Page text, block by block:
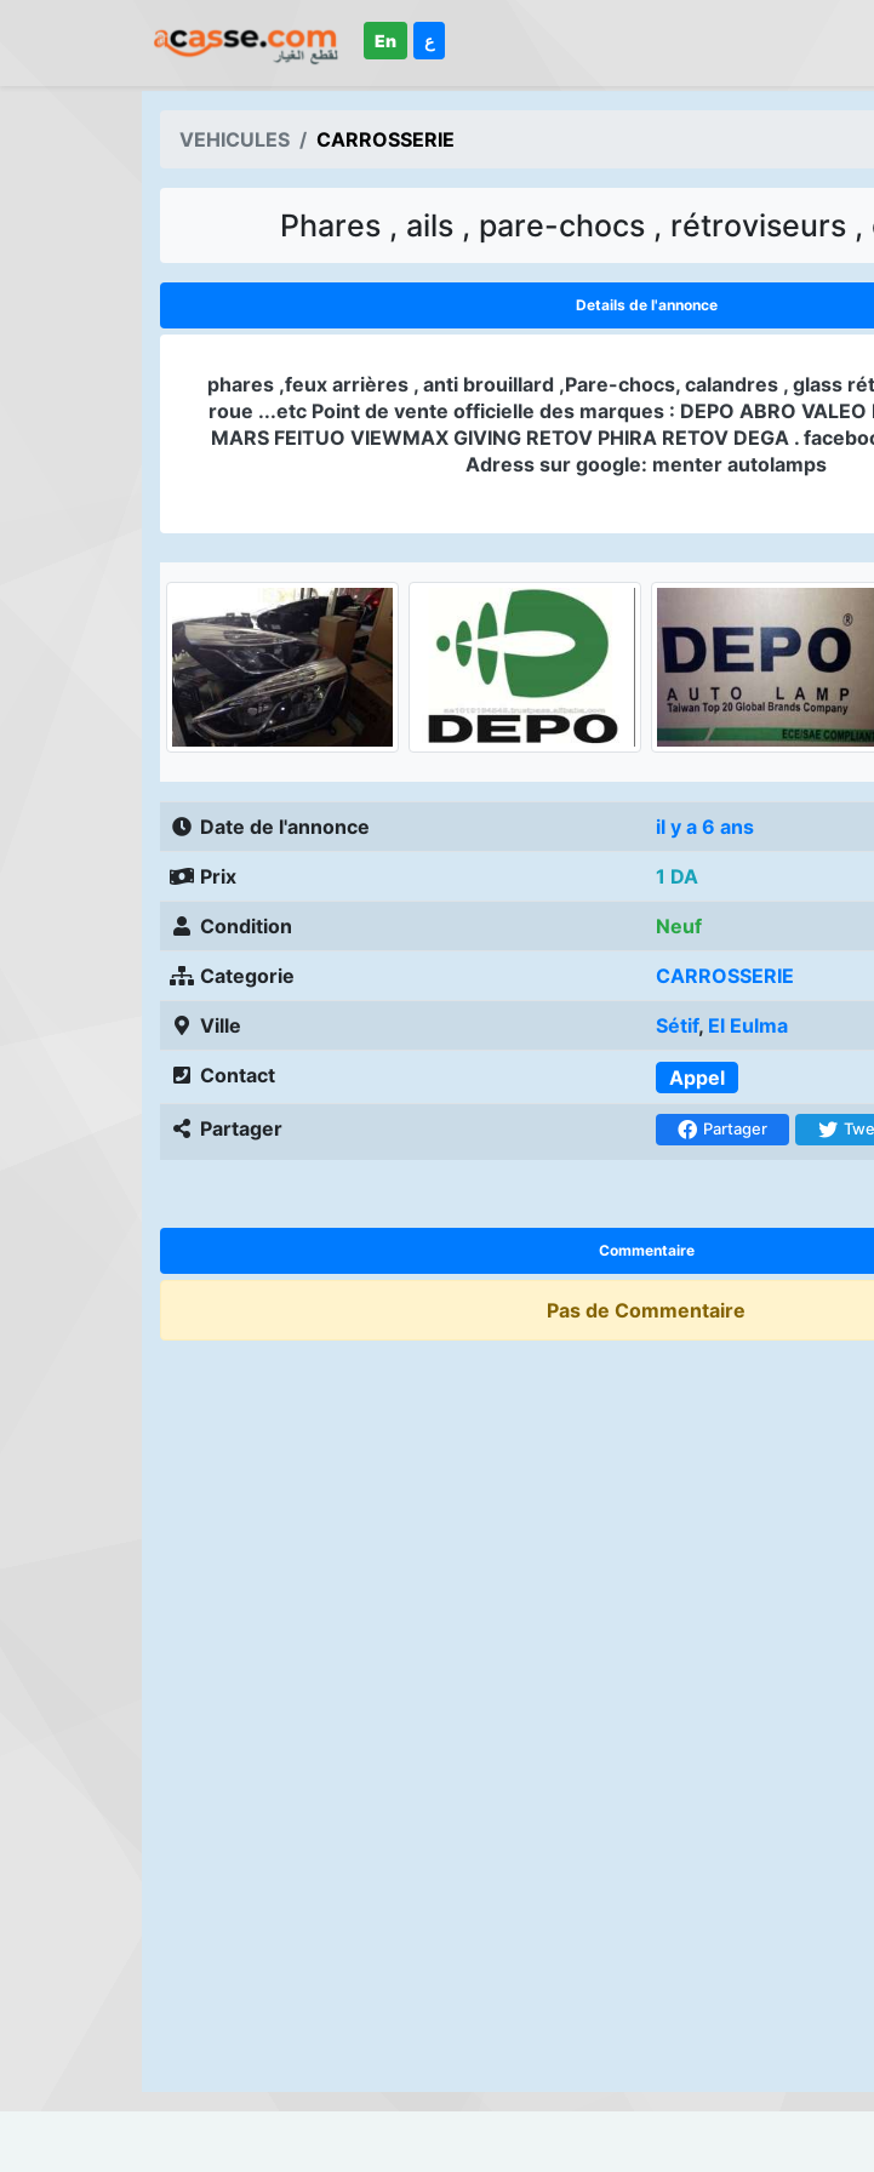
En ع
VEHICULES CARROSSERIE
Phares , ails , pare-chocs , rétroviseurs ,
Details de l'annonce
phares ,feux arrières , anti brouillard ,Pare-chocs, calandres , glass
roue ...etc Point de vente officielle des marques : DEPO ABRO VALEO
MARS FEITUO VIEWMAX GIVING RETOV PHIRA RETOV DEGA .
Adress sur google: menter autolamps
Date de l'annonce il y a 6 ans
Prix 1 DA
Condition Neuf
Categorie CARROSSERIE
Ville Sétif, El Eulma
Contact Appel
Partager Partager
Commentaire
Pas de Commentaire